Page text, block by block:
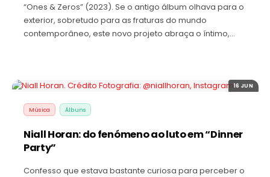
“Ones & Zeros” (2023). Se o antigo álbum olhava para o
exterior, sobretudo para as fraturas do mundo
contemporâneo, este novo projeto abraça o íntimo,…
16 JUN
Música Álbuns
Niall Horan: do fenómeno ao luto em “Dinner
Party”
Confesso que estava bastante curiosa para perceber o